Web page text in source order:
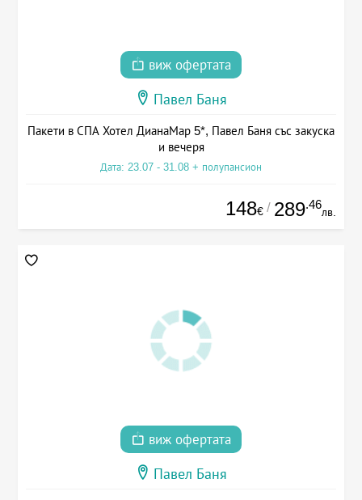
виж офертата
Павел Баня
Пакети в СПА Хотел ДианаМар 5*, Павел Баня със закуска
и вечеря
Дата: 23.07 - 31.08 + полупансион
148€ / 289.46
лв.
виж офертата
Павел Баня